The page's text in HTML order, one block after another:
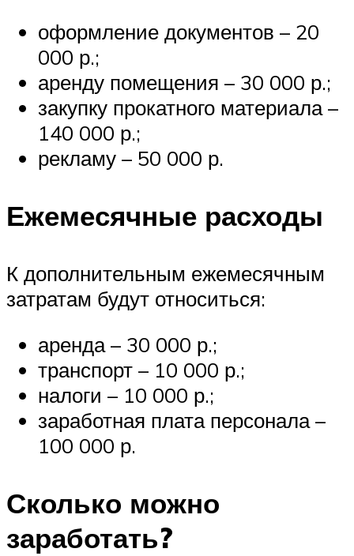
оформление документов – 20
000 р.;
аренду помещения – 30 000 р.;
закупку прокатного материала –
140 000 р.;
рекламу – 50 000 р.
Ежемесячные расходы
К дополнительным ежемесячным
затратам будут относиться:
аренда – 30 000 р.;
транспорт – 10 000 р.;
налоги – 10 000 р.;
заработная плата персонала –
100 000 р.
Сколько можно
заработать?